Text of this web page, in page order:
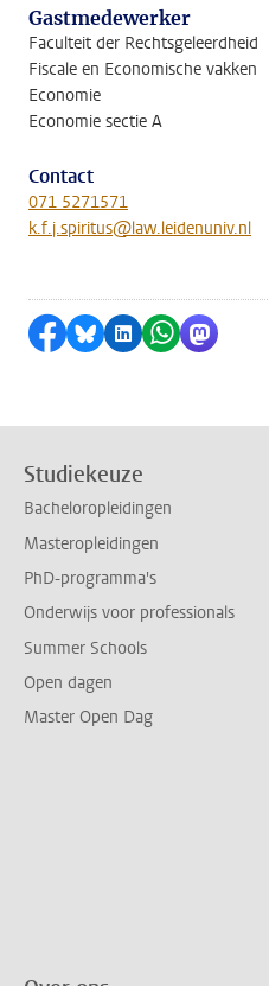
Gastmedewerker
Faculteit der Rechtsgeleerdheid
Fiscale en Economische vakken
Economie
Economie sectie A
Contact
071 5271571
k.f.j.spiritus@law.leidenuniv.nl
Delen op Facebook
Delen via Bluesky
Delen opDelen via
Delen
Studiekeuze
Bacheloropleidingen
Masteropleidingen
PhD-programma's
Onderwijs voor professionals
Summer Schools
Open dagen
Master Open Dag